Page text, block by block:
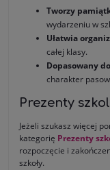
Tworzy
wydarzeniu w
Ułatwia
całej klasy.
Dopasowany
charakter
Prezenty
Jeżeli szukasz więcej
kategorię Prezenty
rozpoczęcie i
szkoły.